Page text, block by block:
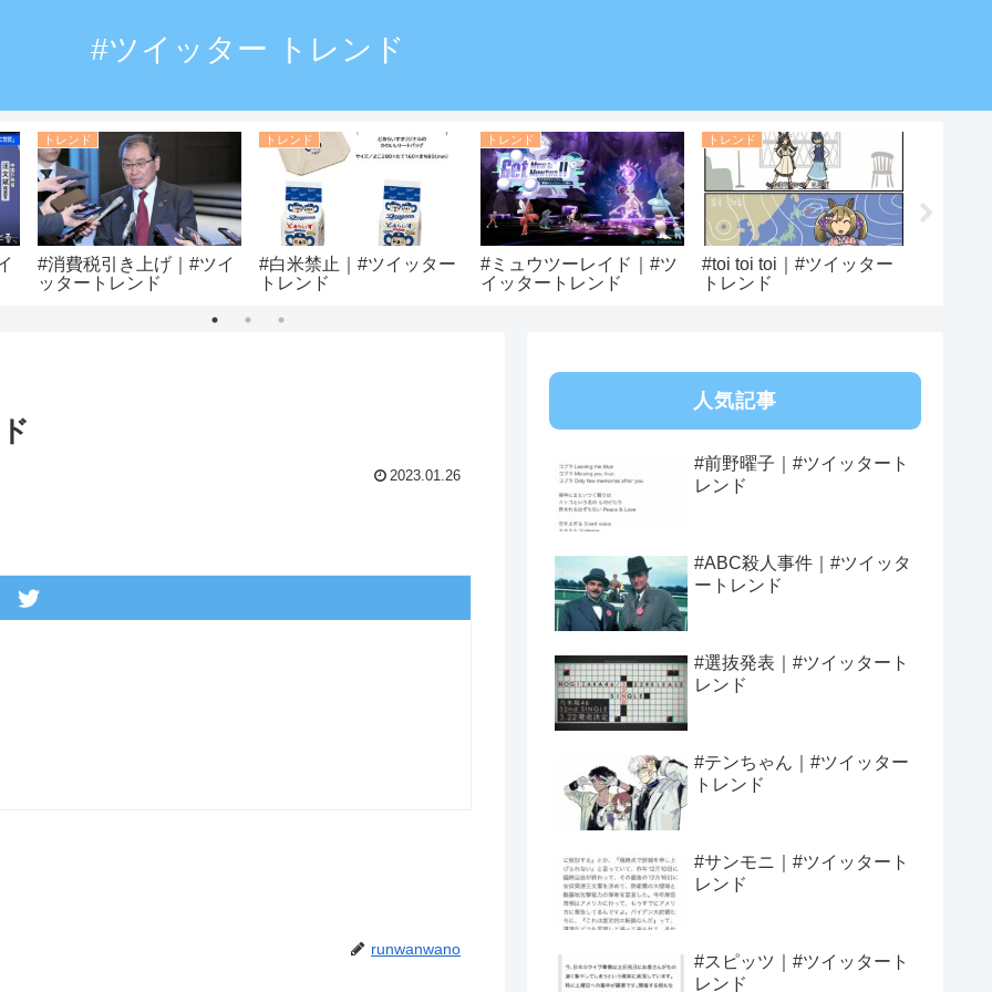
#ツイッター トレンド
トレンド
#消費税引き上げ｜#ツイ
ッタートレンド
トレンド
#白米禁止｜#ツイッター
トレンド
トレンド
#ミュウツーレイド｜#ツ
イッタートレンド
トレンド
#toi toi toi｜#ツイッター
トレンド
2023.01.26
runwanwano
人気記事
#前野曜子｜#ツイッタート
レンド
#ABC殺人事件｜#ツイッタ
ートレンド
#選抜発表｜#ツイッタート
レンド
#テンちゃん｜#ツイッター
トレンド
#サンモニ｜#ツイッタート
レンド
#スピッツ｜#ツイッタート
レンド